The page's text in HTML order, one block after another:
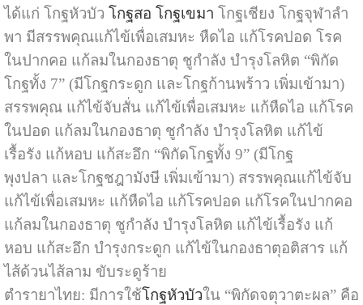
ได้แก่ โกฐหัวบัว โกฐสอ โกฐเขมา โกฐเชียง โกฐจุฬาลำ
พา มีสรรพคุณแก้ไข้เพื่อเสมหะ หืดไอ แก้โรคปอด โรค
ในปากคอ แก้ลมในกองธาตุ ชูกำลัง บำรุงโลหิต “พิกัด
โกฐทั้ง 7” (มีโกฐกระดูก และโกฐก้านพร้าว เพิ่มเข้ามา)
สรรพคุณ แก้ไข้จับสั่น แก้ไข้เพื่อเสมหะ แก้หืดไอ แก้โรค
ในปอด แก้ลมในกองธาตุ ชูกำลัง บำรุงโลหิต แก้ไข้
เรื้อรัง แก้หอบ แก้สะอึก “พิกัดโกฐทั้ง 9” (มีโกฐ
พุงปลา และโกฐชฎามังษี เพิ่มเข้ามา) สรรพคุณแก้ไข้จับ
แก้ไข้เพื่อเสมหะ แก้หืดไอ แก้โรคปอด แก้โรคในปากคอ
แก้ลมในกองธาตุ ชูกำลัง บำรุงโลหิต แก้ไข้เรื้อรัง แก้
หอบ แก้สะอึก บำรุงกระดูก แก้ไข้ในกองธาตุอติสาร แก้
ไส้ด้วนไส้ลาม ขับระดูร้าย
ตำรายาไทย: มีการใช้โกฐหัวบัวใน “พิกัดจตุวาตะผล” คือ